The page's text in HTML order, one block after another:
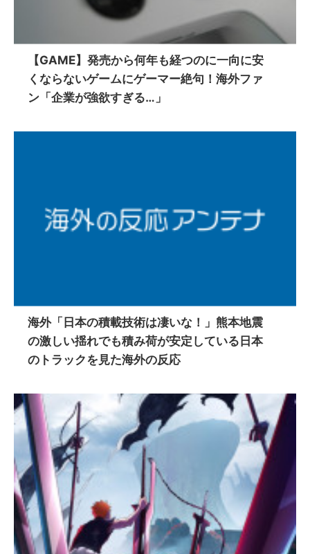
【GAME】発売から何年も経つのに一向に安
くならないゲームにゲーマー絶句！海外ファ
ン「企業が強欲すぎる…」
海外「日本の積載技術は凄いな！」熊本地震
の激しい揺れでも積み荷が安定している日本
のトラックを見た海外の反応